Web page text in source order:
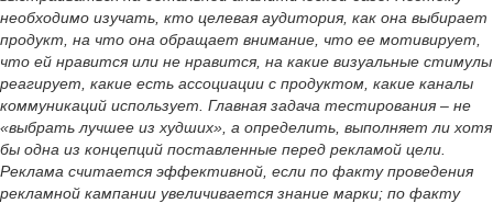
необходимо изучать, кто целевая аудитория, как она выбирает
продукт, на что она обращает внимание, что ее мотивирует,
что ей нравится или не нравится, на какие визуальные стимулы
реагирует, какие есть ассоциации с продуктом, какие каналы
коммуникаций использует. Главная задача тестирования – не
«выбрать лучшее из худших», а определить, выполняет ли хотя
бы одна из концепций поставленные перед рекламой цели.
Реклама считается эффективной, если по факту проведения
рекламной кампании увеличивается знание марки; по факту